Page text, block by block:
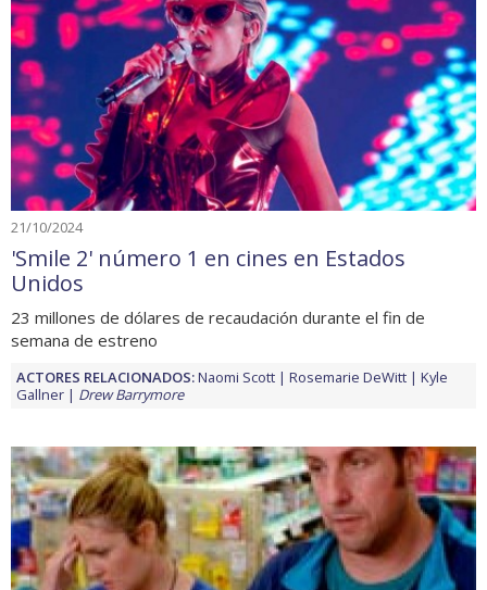
21/10/2024
'Smile 2' número 1 en cines en Estados
Unidos
23 millones de dólares de recaudación durante el fin de
semana de estreno
ACTORES RELACIONADOS:Naomi Scott Rosemarie DeWitt
Kyle
Gallner
Drew Barrymore